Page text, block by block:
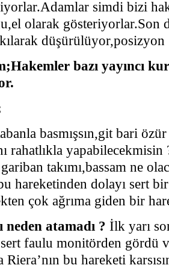
simdi bizi
olarak gösteriyorlar.Son
bazı yayıncı
basmışsın,git bari
rahatlıkla
takımı,bassam ne
hareketinden dolayı sert
çok ağrıma giden bir
neden atamadı ? İlk yarı
faulu monitörden gördü
Riera’nın bu hareketi